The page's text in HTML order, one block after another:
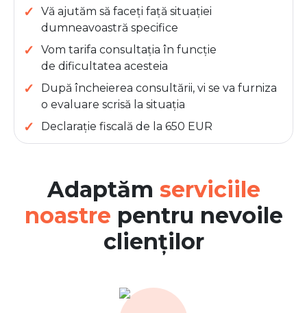
Vă ajutăm să faceți față situației
dumneavoastră specifice
Vom tarifa consultația în funcție
de dificultatea acesteia
După încheierea consultării, vi se va furniza
o evaluare scrisă la situația
Declarație fiscală de la 650 EUR
Adaptăm serviciile
noastre pentru nevoile
clienților